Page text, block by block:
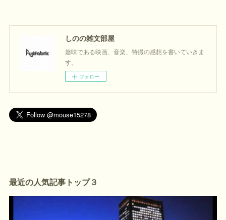
しのの雑文部屋
趣味である映画、音楽、特撮の感想を書いていきま
す。
フォロー
最近の人気記事トップ３